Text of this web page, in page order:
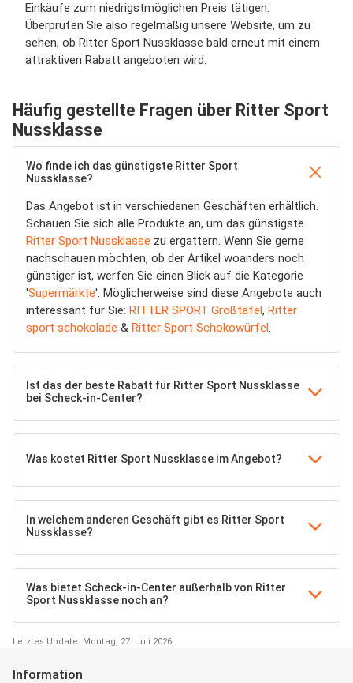
Einkäufe zum niedrigstmöglichen Preis tätigen.
Überprüfen Sie also regelmäßig unsere Website, um zu
sehen, ob Ritter Sport Nussklasse bald erneut mit einem
attraktiven Rabatt angeboten wird.
Häufig gestellte Fragen über Ritter Sport
Nussklasse
Wo finde ich das günstigste Ritter Sport
Nussklasse?
Das Angebot ist in verschiedenen Geschäften erhältlich.
Schauen Sie sich alle Produkte an, um das günstigste
Ritter Sport Nussklasse zu ergattern. Wenn Sie gerne
nachschauen möchten, ob der Artikel woanders noch
günstiger ist, werfen Sie einen Blick auf die Kategorie
'Supermärkte'. Möglicherweise sind diese Angebote auch
interessant für Sie: RITTER SPORT Großtafel, Ritter
sport schokolade & Ritter Sport Schokowürfel.
Ist das der beste Rabatt für Ritter Sport Nussklasse
bei Scheck-in-Center?
Was kostet Ritter Sport Nussklasse im Angebot?
In welchem anderen Geschäft gibt es Ritter Sport
Nussklasse?
Was bietet Scheck-in-Center außerhalb von Ritter
Sport Nussklasse noch an?
Letztes Update: Montag, 27. Juli 2026
Information